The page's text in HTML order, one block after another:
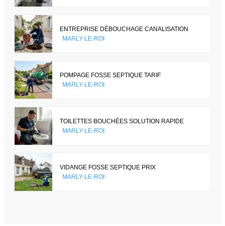
ENTREPRISE DÉBOUCHAGE CANALISATION
MARLY-LE-ROI
POMPAGE FOSSE SEPTIQUE TARIF
MARLY-LE-ROI
TOILETTES BOUCHÉES SOLUTION RAPIDE
MARLY-LE-ROI
VIDANGE FOSSE SEPTIQUE PRIX
MARLY-LE-ROI